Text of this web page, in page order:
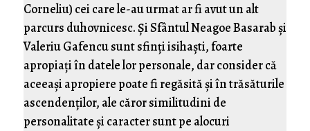
Corneliu) cei care le-au urmat ar fi avut un alt
parcurs duhovnicesc. Şi Sfântul Neagoe Basarab şi
Valeriu Gafencu sunt sfinţi isihaşti, foarte
apropiaţi în datele lor personale, dar consider că
aceeaşi apropiere poate fi regăsită şi în trăsăturile
ascendenţilor, ale căror similitudini de
personalitate şi caracter sunt pe alocuri